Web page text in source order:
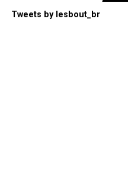
Tweets by lesbout_br